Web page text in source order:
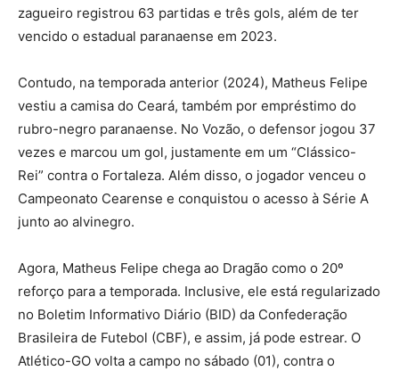
zagueiro registrou 63 partidas e três gols, além de ter
vencido o estadual paranaense em 2023.
Contudo, na temporada anterior (2024), Matheus Felipe
vestiu a camisa do Ceará, também por empréstimo do
rubro-negro paranaense. No Vozão, o defensor jogou 37
vezes e marcou um gol, justamente em um “Clássico-
Rei” contra o Fortaleza. Além disso, o jogador venceu o
Campeonato Cearense e conquistou o acesso à Série A
junto ao alvinegro.
Agora, Matheus Felipe chega ao Dragão como o 20º
reforço para a temporada. Inclusive, ele está regularizado
no Boletim Informativo Diário (BID) da Confederação
Brasileira de Futebol (CBF), e assim, já pode estrear. O
Atlético-GO volta a campo no sábado (01), contra o